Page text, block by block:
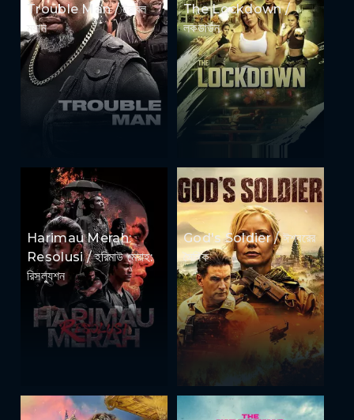
Trouble Man / ট্রাবল
ম্যান
The Lockdown /
লকডাউন
Harimau Merah:
Resolusi / হরিমাউ মেরাহ:
রিসল্যুশন
God's Soldier / ঈশ্বরের
সৈনিক